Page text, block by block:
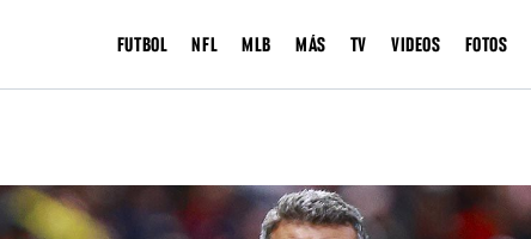
FUTBOL NFL MLB MÁS TV VIDEOS FOTOS